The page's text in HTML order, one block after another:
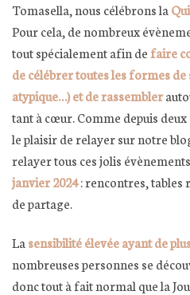
Tomasella, nous célébrons la
Pour cela, de nombreux
tout spécialement afin defaire
de célébrer toutes les formes de
atypique…) et de rassembler
tant à cœur. Comme depuis
le plaisir de relayer sur notre
relayer tous ces jolis
janvier 2024: rencontres, tables
de partage.
La sensibilité élevée ayant de
nombreuses personnes se
donc tout à fait normal que la